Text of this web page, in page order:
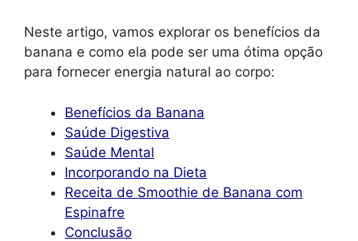
Neste artigo, vamos explorar os benefícios da
banana e como ela pode ser uma ótima opção
para fornecer energia natural ao corpo:
Benefícios da Banana
Saúde Digestiva
Saúde Mental
Incorporando na Dieta
Receita de Smoothie de Banana com
Espinafre
Conclusão